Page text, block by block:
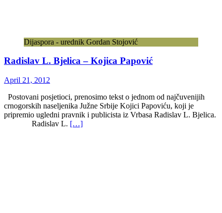
Dijaspora - urednik Gordan Stojović
Radislav L. Bjelica – Kojica Papović
April 21, 2012
Postovani posjetioci, prenosimo tekst o jednom od najčuvenijih
crnogorskih naseljenika Južne Srbije Kojici Papoviću, koji je
pripremio ugledni pravnik i publicista iz Vrbasa Radislav L. Bjelica.
Radislav L. […]